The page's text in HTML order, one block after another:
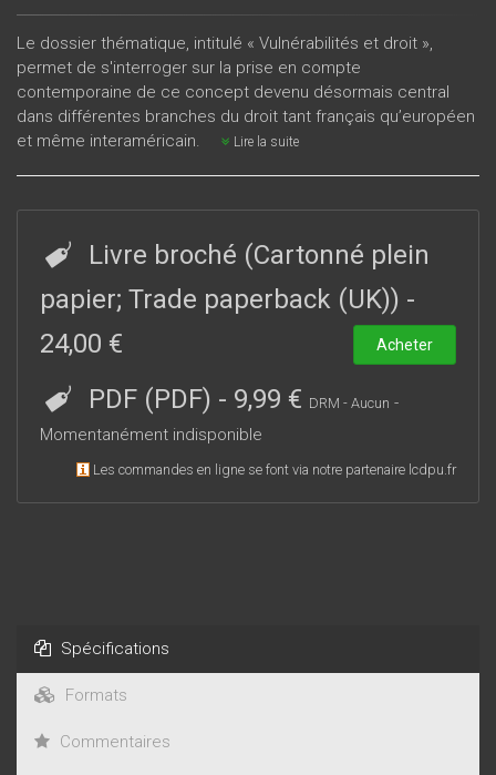
Le dossier thématique, intitulé « Vulnérabilités et droit »,
permet de s'interroger sur la prise en compte
contemporaine de ce concept devenu désormais central
dans différentes branches du droit tant français qu’européen
et même interaméricain.
Lire la suite
Livre broché (Cartonné plein
papier; Trade paperback (UK)) -
24,00 €
Acheter
PDF (PDF) - 9,99 € DRM - Aucun -
Momentanément indisponible
Les commandes en ligne se font via notre partenaire lcdpu.fr
Spécifications
Formats
Commentaires